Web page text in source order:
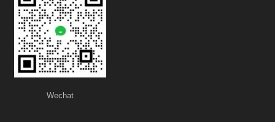
Wechat